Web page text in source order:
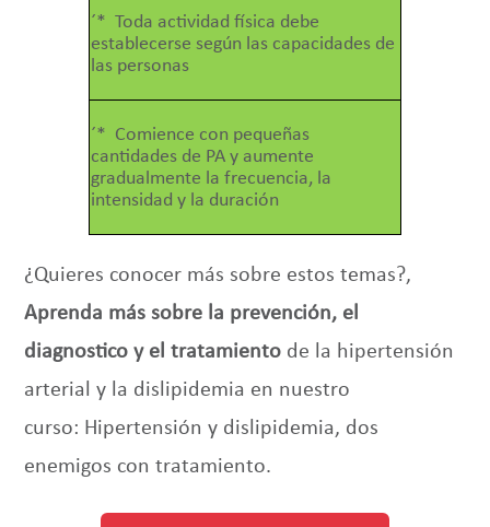
´* Toda actividad física debe
establecerse según las capacidades de
las personas
´* Comience con pequeñas
cantidades de PA y aumente
gradualmente la frecuencia, la
intensidad y la duración
¿Quieres conocer más sobre estos temas?,
Aprenda más sobre la prevención, el
diagnostico y el tratamiento de la hipertensión
arterial y la dislipidemia en nuestro
curso: Hipertensión y dislipidemia, dos
enemigos con tratamiento.